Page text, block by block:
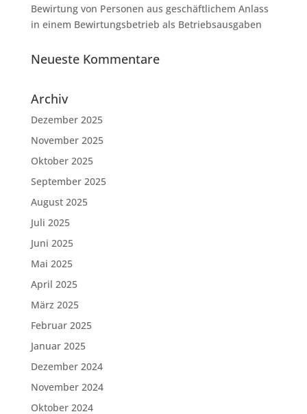
Bewirtung von Personen aus geschäftlichem Anlass
in einem Bewirtungsbetrieb als Betriebsausgaben
Neueste Kommentare
Archiv
Dezember 2025
November 2025
Oktober 2025
September 2025
August 2025
Juli 2025
Juni 2025
Mai 2025
April 2025
März 2025
Februar 2025
Januar 2025
Dezember 2024
November 2024
Oktober 2024